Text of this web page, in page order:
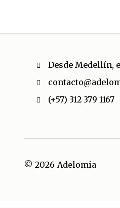
Desde Medellín,
(+57) 312 379 1167
© 2026 Adelomia